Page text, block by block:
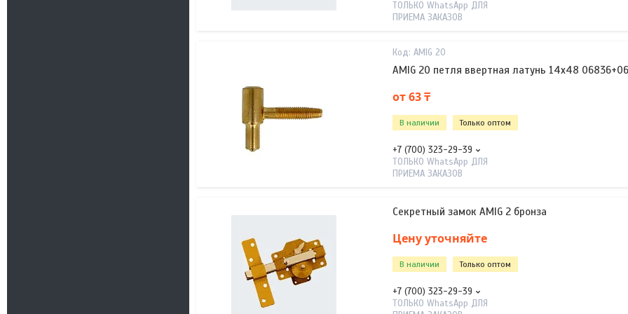
ТОЛЬКО WhatsApp ДЛЯ
ПРИЕМА ЗАКАЗОВ
AMIG 20
AMIG 20 петля ввертная латунь 14х48
от 63 ₸
В наличии Только оптом
+7 (700) 323-29-39
ТОЛЬКО WhatsApp ДЛЯ
ПРИЕМА ЗАКАЗОВ
Секретный замок AMIG 2 бронза
Цену уточняйте
В наличии Только оптом
+7 (700) 323-29-39
ТОЛЬКО WhatsApp ДЛЯ